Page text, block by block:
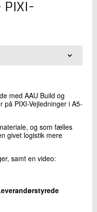
PIXI-
med AAU Build og
på PIXI-Vejledninger i A5-
og som fælles
givet logistik mere
samt en video: